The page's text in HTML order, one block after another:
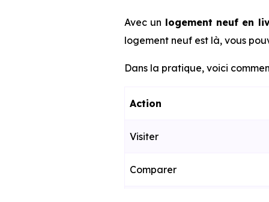
Avec un logement neuf en
logement neuf est là, vous
Dans la pratique, voici
Action
Visiter
Comparer